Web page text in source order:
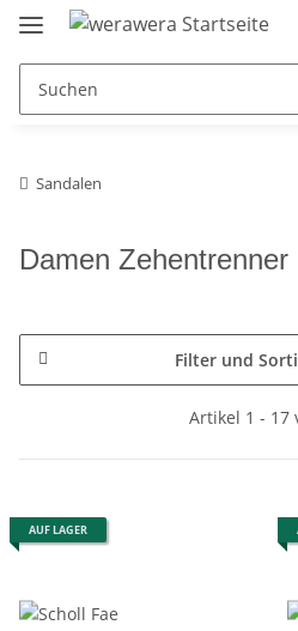
Sandalen
Damen Zehentrenner
Filter und
Artikel 1 - 17
AUF LAGER